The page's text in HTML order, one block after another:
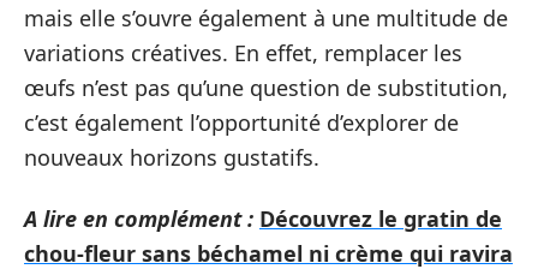
mais elle s’ouvre également à une multitude de
variations créatives. En effet, remplacer les
œufs n’est pas qu’une question de substitution,
c’est également l’opportunité d’explorer de
nouveaux horizons gustatifs.
A lire en complément : Découvrez le gratin de
chou-fleur sans béchamel ni crème qui ravira